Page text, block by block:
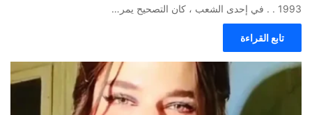
1993 . . ﻓﻲ ﺇﺣﺪﻯ ﺍﻟﺸﻌﺐ ، ﻛﺎﻥ ﺍﻟﺘﺼﺤﻴﺢ ﻳﻤﺮ…
تابع القراءة